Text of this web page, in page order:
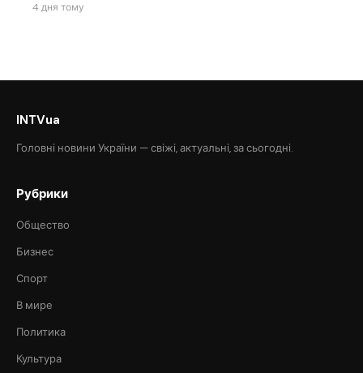
4 дня тому
INTVua
Головні новини України — свіжі, актуальні, за сьогодні.
Рубрики
Общество
Бизнес
Спорт
В мире
Политика
Культура